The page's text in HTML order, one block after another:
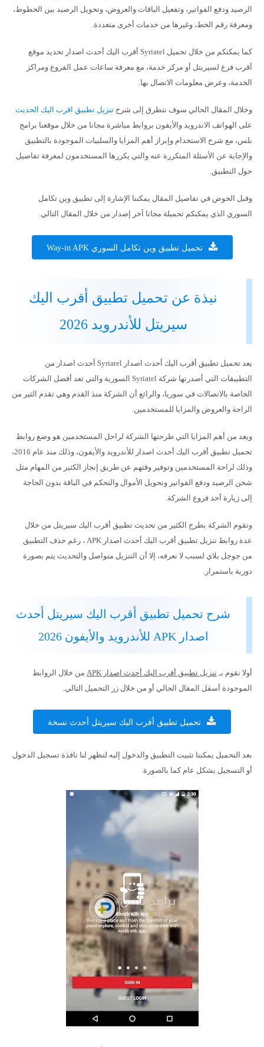
الرصيد ودفع الفواتير، وتفعيل الباقات والعروض، وتحويل الرصيد بين الخطوط،
ومعرفة رقم الخط، وغيرها من خدمات أخرى متعددة.
كما يمكنكم من خلال تحميل Syriatel أقرب اليك أحدث اصدار تحديد موقع
أقرب فرع لسيريتل أو مركز خدمة، مع معرفة ساعات عمل الفروع ومراكز
الخدمة، وعرض معلومات الاتصال بها.
وخلال المقال الحالي سوف نتطرق إلى شرح تنزيل تطبيق اقرب اليك الحديث
على الهواتف الاندرويد والأيفون بروابط مباشرة مجانا من خلال موقعنا برامج
بلس، مع شرح الاستخدام وإبراز أهم المزايا والسلبيات الموجودة بالتطبيق
والإجابة عن الأسئلة المتكررة عنه والتي يكررها المستخدمون لمعرفة تفاصيل
حول التطبيق.
وقبل الخوض في تفاصيل المقال يمكننا الإشارة إلى تطبيق وين تكامل
السوري الذي يمكنكم تحميلة مجانا آخر إصدار من خلال المقال التالي.
تحميل تطبيق وين تكامل السوري Way-in APK
نبذة عن تحميل تطبيق أقرب اليك
سيريتل للأندرويد 2026
يعد تحميل تطبيق أقرب اليك أحدث اصدار Syriatel أحدث اصدار من
التطبيقات التي أصدرتها شركة Syriatel السورية والتي تعد أفضل الشركات
الخاصة بالاتصالات في سوريا، والرائع أن الشركة منذ القدم وهي تقدم الثير من
الراحة والعروض والمزايا للمستخدمين.
ويعد من أهم المزايا التي طرحتها الشركة لراحل المستخدمين هو وضع روابط
تحميل تطبيق أقرب اليك أحدث اصدار للأندرويد والأيفون، وذلك منذ عام 2016،
وذلك لراحة المستخدمين وتوفير وقتهم عن طريق إنجاز الكثير من المهام مثل
شحن الرصيد ودفع الفواتير وتحويل الأموال والتحكم في الباقة بدون الحاجة
إلى زيارة أحد فروع الشركة.
وتقوم الشركة بطرح الكثير من تحديث تطبيق أقرب اليك سيريتل من خلال
عدة روابط تنزيل تطبيق أقرب اليك أحدث اصدار APK ، رغم حذف التطبيق
من جوجل بلاي لسبب لا نعرفه، إلا أن التنزيل متواصل والتحديث يتم بصورة
دورية باستمرار.
شرح تحميل تطبيق أقرب اليك سيريتل أحدث
اصدار APK للأندرويد والأيفون 2026
أولا نقوم بـ تنزيل تطبيق أقرب اليك أحدث اصدار APK
من خلال الروابط
الموجودة أسفل المقال الحالي أو من خلال زر التحميل التالي.
تحميل تطبيق أقرب اليك سيريتل أحدث نسخة
بعد التحميل يمكننا تثبيت التطبيق والدخول إليه لتظهر لنا نافذة تسجيل الدخول
أو التسجيل بشكل عام كما بالصورة.